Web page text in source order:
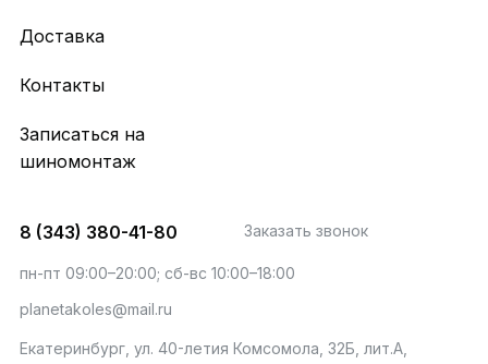
Доставка
Контакты
Записаться на
шиномонтаж
8 (343) 380-41-80 Заказать звонок
пн-пт 09:00–20:00; сб-вс 10:00–18:00
planetakoles@mail.ru
Екатеринбург, ул. 40-летия Комсомола, 32Б, лит.А,